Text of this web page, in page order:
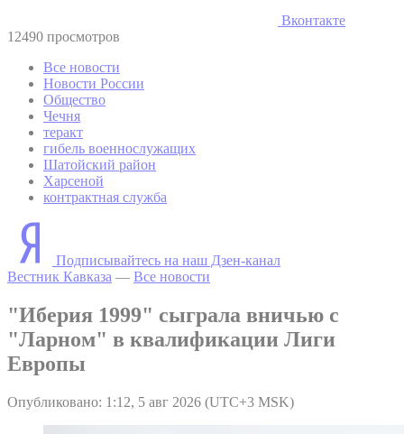
Вконтакте
12490 просмотров
Все новости
Новости России
Общество
Чечня
теракт
гибель военнослужащих
Шатойский район
Харсеной
контрактная служба
Подписывайтесь на наш Дзен-канал
Вестник Кавказа — Все новости
"Иберия 1999" сыграла вничью с
"Ларном" в квалификации Лиги
Европы
Опубликовано: 1:12, 5 авг 2026 (UTC+3 MSK)